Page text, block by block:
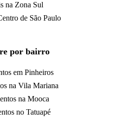
na Zona Sul
de São Paulo
por bairro
em Pinheiros
na Vila Mariana
na Mooca
no Tatuapé